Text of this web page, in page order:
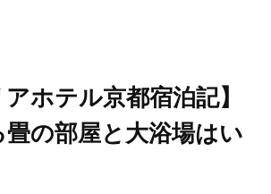
アホテル京都宿泊記】
畳の部屋と大浴場はい